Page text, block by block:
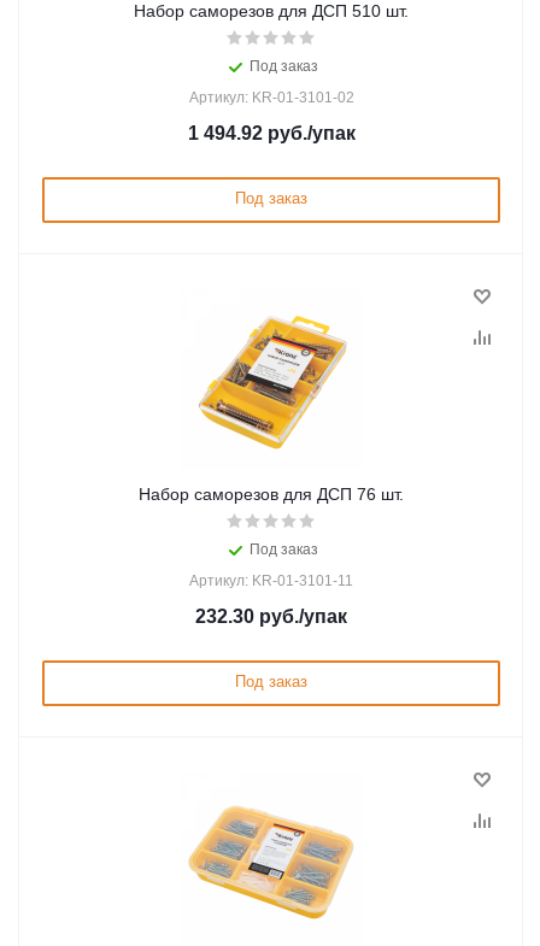
Набор саморезов для ДСП 510 шт.
Под заказ
Артикул: KR-01-3101-02
1 494.92руб./упак
Под заказ
Набор саморезов для ДСП 76 шт.
Под заказ
Артикул: KR-01-3101-11
232.30 руб./упак
Под заказ